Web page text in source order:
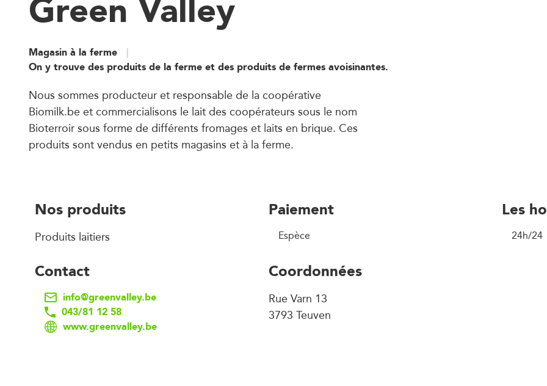
Magasin à la ferme
On y trouve des produits de la ferme et des produits de fermes avoisinantes.
Nous sommes producteur et responsable de la coopérative
Biomilk.be et commercialisons le lait des coopérateurs sous le nom
Bioterroir sous forme de différents fromages et laits en brique. Ces
produits sont vendus en petits magasins et à la ferme.
Nos produits
Produits laitiers
Paiement
Espèce
Les
24h/24
Contact
info@greenvalley.be
043/81 12 58
www.greenvalley.be
Coordonnées
Rue Varn 13
3793 Teuven